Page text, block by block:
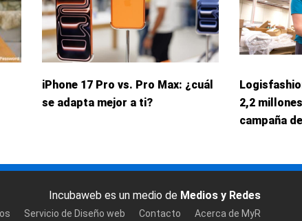
iPhone 17 Pro vs. Pro Max: ¿cuál
se adapta mejor a ti?
2,2
campaña
Incubaweb es un medio de Medios y Redes
Servicio de Diseño web Contacto Acerca de MyR